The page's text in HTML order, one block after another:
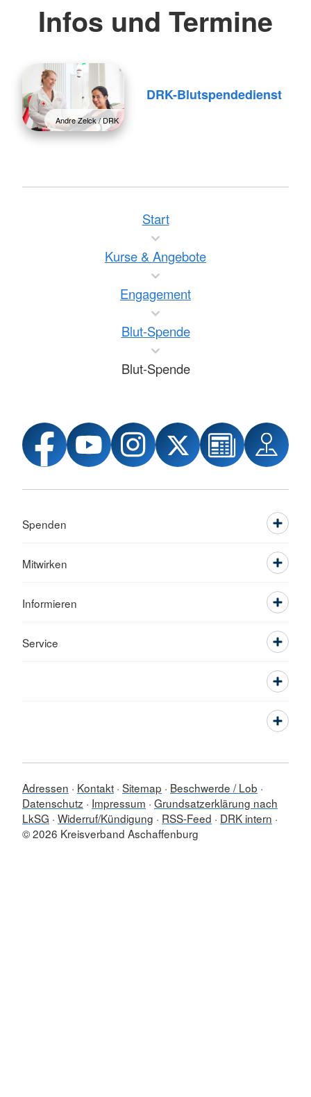
Infos und Termine
Andre Zelck / DRK
DRK-Blutspendedienst
Start
Kurse & Angebote
Engagement
Blut-Spende
Blut-Spende
Spenden
Mitwirken
Informieren
Service
Adressen Kontakt Sitemap
Beschwerde / Lob
Datenschutz
Impressum Grundsatzerklärung nach
LkSG Widerruf/Kündigung RSS-Feed
DRK intern
© 2026 Kreisverband Aschaffenburg